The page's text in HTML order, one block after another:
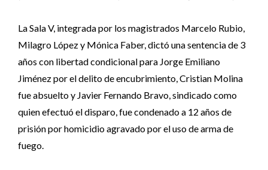
La Sala V, integrada por los magistrados Marcelo Rubio,
Milagro López y Mónica Faber, dictó una sentencia de 3
años con libertad condicional para Jorge Emiliano
Jiménez por el delito de encubrimiento, Cristian Molina
fue absuelto y Javier Fernando Bravo, sindicado como
quien efectuó el disparo, fue condenado a 12 años de
prisión por homicidio agravado por el uso de arma de
fuego.